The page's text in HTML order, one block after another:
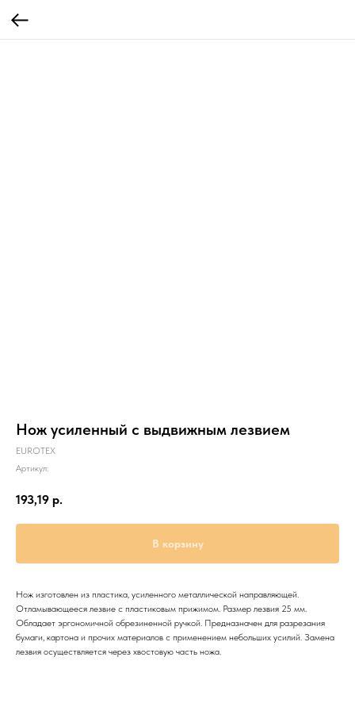
Нож усиленный с выдвижным лезвием
EUROTEX
Артикул:
193,19 р.
В корзину
Нож изготовлен из пластика, усиленного металлической направляющей.
Отламывающееся лезвие с пластиковым прижимом. Размер лезвия 25 мм.
Обладает эргономичной обрезиненной ручкой. Предназначен для разрезания
бумаги, картона и прочих материалов с применением небольших усилий. Замена
лезвия осуществляется через хвостовую часть ножа.